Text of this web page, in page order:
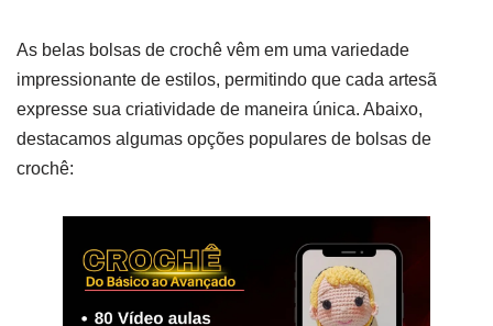
As belas bolsas de crochê vêm em uma variedade
impressionante de estilos, permitindo que cada artesã
expresse sua criatividade de maneira única. Abaixo,
destacamos algumas opções populares de bolsas de
crochê: